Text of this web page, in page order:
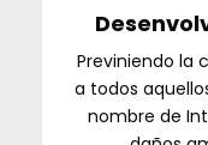
Previniendo la
a todos
nombre de